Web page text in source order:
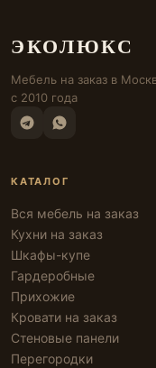
ЭКОЛЮКС
Мебель на заказ в
с 2010 года
КАТАЛОГ
Вся мебель на заказ
Кухни на заказ
Шкафы-купе
Гардеробные
Прихожие
Кровати на заказ
Стеновые панели
Перегородки